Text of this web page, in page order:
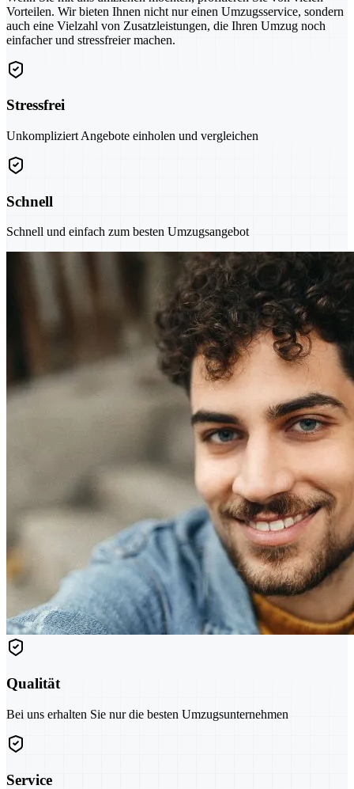
Vorteilen. Wir bieten Ihnen nicht nur einen Umzugsservice, sondern
auch eine Vielzahl von Zusatzleistungen, die Ihren Umzug noch
einfacher und stressfreier machen.
Stressfrei
Unkompliziert Angebote einholen und vergleichen
Schnell
Schnell und einfach zum besten Umzugsangebot
Qualität
Bei uns erhalten Sie nur die besten Umzugsunternehmen
Service